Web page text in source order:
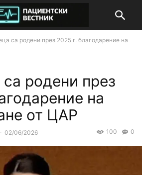
са родени през 2025 г. благодарение на
родени през
на
от ЦАР
- 02/06/2026 0
100